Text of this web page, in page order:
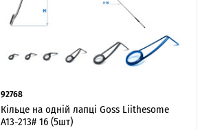
92768
Кільце на одній лапці Goss Liithesome
A13-213# 16 (5шт)